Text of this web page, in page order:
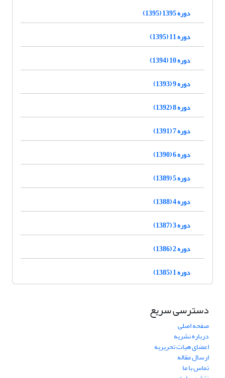
دوره 1395 (1395)
دوره 11 (1395)
دوره 10 (1394)
دوره 9 (1393)
دوره 8 (1392)
دوره 7 (1391)
دوره 6 (1390)
دوره 5 (1389)
دوره 4 (1388)
دوره 3 (1387)
دوره 2 (1386)
دوره 1 (1385)
دسترسی سریع
صفحه اصلی
درباره نشریه
اعضای هیات تحریریه
ارسال مقاله
تماس با ما